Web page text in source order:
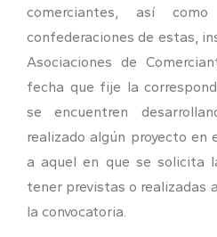
comerciantes, así
confederaciones de estas,
Asociaciones de
fecha que fije la
se encuentren
realizado algún proyecto en
a aquel en que se solicita
tener previstas o realizadas
la convocatoria.